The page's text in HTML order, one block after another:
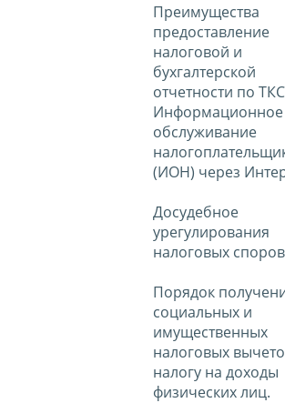
Преимущества
предоставление
налоговой и
бухгалтерской
отчетности по
Информационное
обслуживание
(ИОН) через
Досудебное
урегулирования
налоговых
Порядок
социальных и
имущественных
налоговых
налогу на доходы
физических лиц.